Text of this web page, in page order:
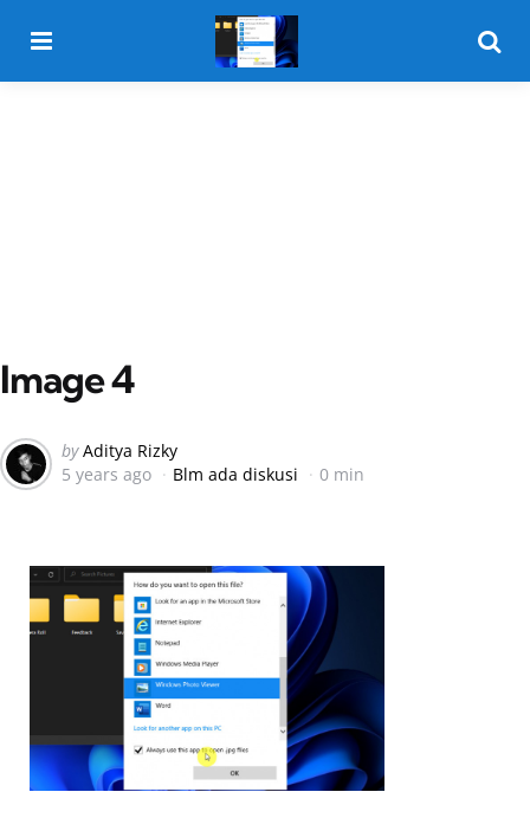
Image 4
Posted
by
by Aditya Rizky
5 years ago
Blm ada diskusi 0 min